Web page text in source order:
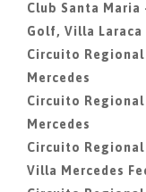
Club Santa Maria
Golf, Villa Laraca
Circuito Regional
Mercedes
Circuito Regional
Mercedes
Circuito Regional
Villa Mercedes